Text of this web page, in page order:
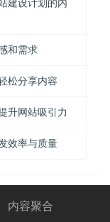
和需求
松分享内容
升网站吸引力
效率与质量
内容聚合